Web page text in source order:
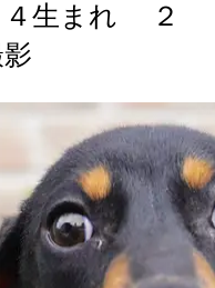
生まれ
２